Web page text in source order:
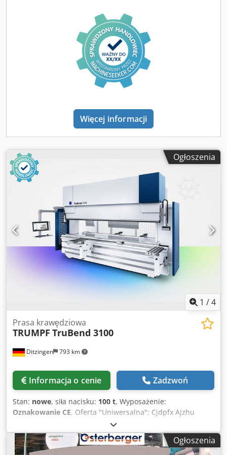
Więcej informacji
Ogłoszenia
1 /4
Ditzingen 793 km
Prasa krawędziowa
TRUMPF TruBend 3100
Informacja o cenie Zadzwoń
Stan: nowe, siła nacisku: 100 t, Wyposażenie:
Oznakowanie CE, Oferta "Uniwersalna": Cjdpfx Ajzhu
Amjczsrf Ekonomiczne gięcie z funkcjami premium: 4-
osiowy zderzak tylny (z możliwością rozbudowy do 5 osi),
system bezpieczeństwa BendGuard, system pomiaru kąta
Ogłoszenia